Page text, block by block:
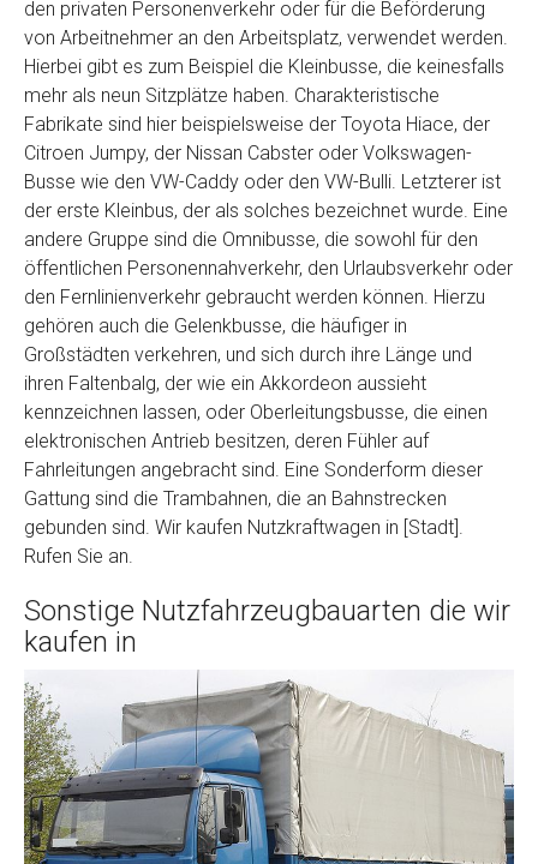
den privaten Personenverkehr oder für die Beförderung
von Arbeitnehmer an den Arbeitsplatz, verwendet werden.
Hierbei gibt es zum Beispiel die Kleinbusse, die keinesfalls
mehr als neun Sitzplätze haben. Charakteristische
Fabrikate sind hier beispielsweise der Toyota Hiace, der
Citroen Jumpy, der Nissan Cabster oder Volkswagen-
Busse wie den VW-Caddy oder den VW-Bulli. Letzterer ist
der erste Kleinbus, der als solches bezeichnet wurde. Eine
andere Gruppe sind die Omnibusse, die sowohl für den
öffentlichen Personennahverkehr, den Urlaubsverkehr oder
den Fernlinienverkehr gebraucht werden können. Hierzu
gehören auch die Gelenkbusse, die häufiger in
Großstädten verkehren, und sich durch ihre Länge und
ihren Faltenbalg, der wie ein Akkordeon aussieht
kennzeichnen lassen, oder Oberleitungsbusse, die einen
elektronischen Antrieb besitzen, deren Fühler auf
Fahrleitungen angebracht sind. Eine Sonderform dieser
Gattung sind die Trambahnen, die an Bahnstrecken
gebunden sind. Wir kaufen Nutzkraftwagen in [Stadt].
Rufen Sie an.
Sonstige Nutzfahrzeugbauarten die wir
kaufen in